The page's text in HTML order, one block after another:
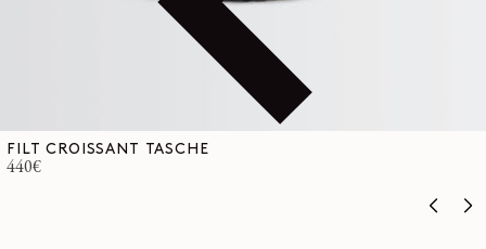
FILT CROISSANT TASCHE
Normaler
440€